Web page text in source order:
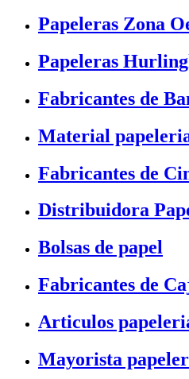
Papeleras Zona
Papeleras
Fabricantes de
Material
Fabricantes de
Distribuidora
Bolsas de papel
Fabricantes de
Articulos
Mayorista